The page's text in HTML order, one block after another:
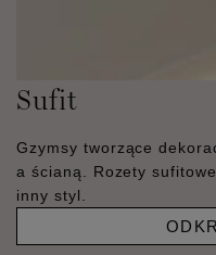
Sufit
Gzymsy tworzące
a ścianą. Rozety
inny styl.